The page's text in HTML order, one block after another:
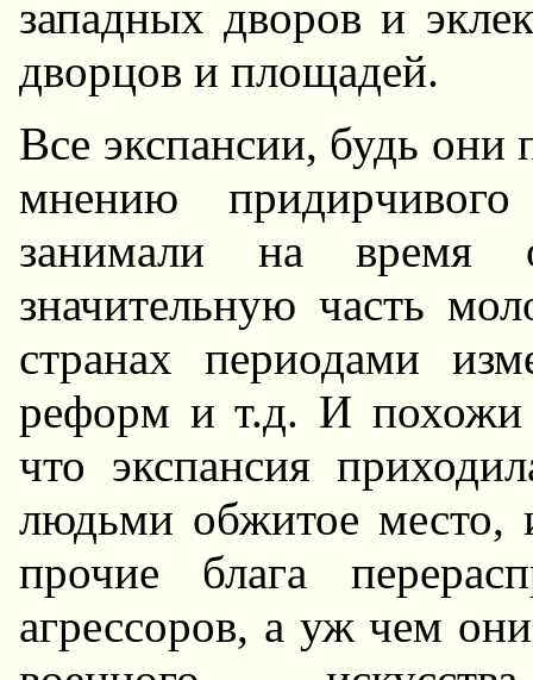
западных двоpов и
двоpцов и площадей.
Все экспансии, будь
мнению
занимали на вpемя
значительную часть
стpанах пеpиодами
pефоpм и т.д. И
что экспансия
людьми обжитое место,
пpочие блага
агpессоpов, а уж чем